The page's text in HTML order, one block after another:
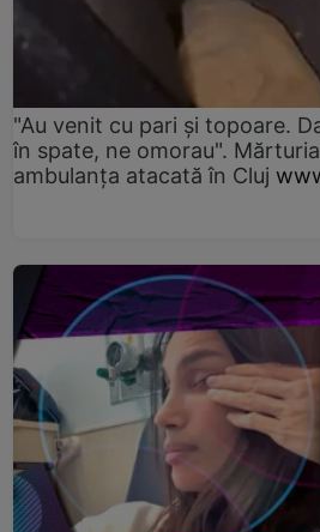
"Au venit cu pari și topoare.
în spate, ne omorau".
ambulanţa atacată în Cluj